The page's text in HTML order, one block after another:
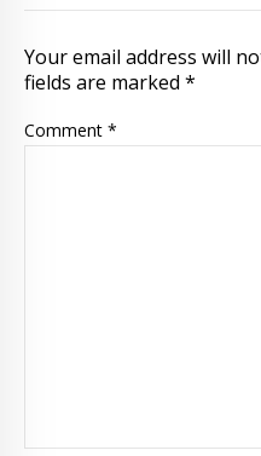
Your email address will
fields are marked *
Comment *